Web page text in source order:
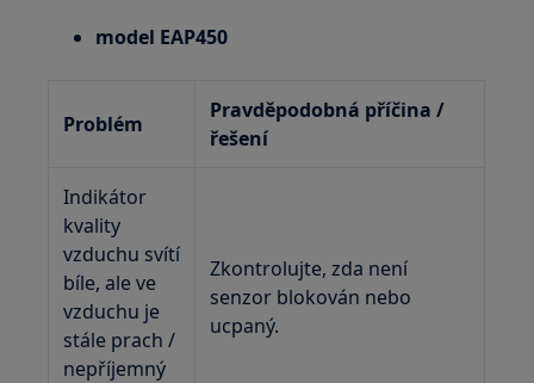
model EAP450
Problém
Pravděpodobná příčina /
řešení
Indikátor
kvality
vzduchu svítí
bíle, ale ve
vzduchu je
stále prach /
nepříjemný
Zkontrolujte, zda není
senzor blokován nebo
ucpaný.